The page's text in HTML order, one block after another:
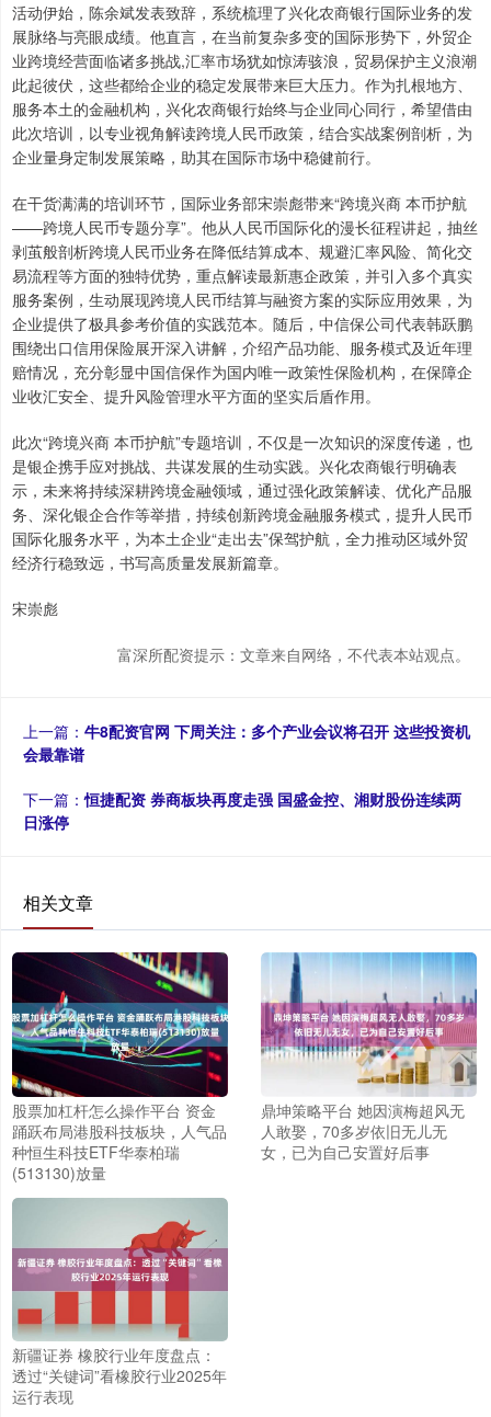
活动伊始，陈余斌发表致辞，系统梳理了兴化农商银行国际业务的发
展脉络与亮眼成绩。他直言，在当前复杂多变的国际形势下，外贸企
业跨境经营面临诸多挑战,汇率市场犹如惊涛骇浪，贸易保护主义浪潮
此起彼伏，这些都给企业的稳定发展带来巨大压力。作为扎根地方、
服务本土的金融机构，兴化农商银行始终与企业同心同行，希望借由
此次培训，以专业视角解读跨境人民币政策，结合实战案例剖析，为
企业量身定制发展策略，助其在国际市场中稳健前行。
在干货满满的培训环节，国际业务部宋崇彪带来“跨境兴商 本币护航
——跨境人民币专题分享”。他从人民币国际化的漫长征程讲起，抽丝
剥茧般剖析跨境人民币业务在降低结算成本、规避汇率风险、简化交
易流程等方面的独特优势，重点解读最新惠企政策，并引入多个真实
服务案例，生动展现跨境人民币结算与融资方案的实际应用效果，为
企业提供了极具参考价值的实践范本。随后，中信保公司代表韩跃鹏
围绕出口信用保险展开深入讲解，介绍产品功能、服务模式及近年理
赔情况，充分彰显中国信保作为国内唯一政策性保险机构，在保障企
业收汇安全、提升风险管理水平方面的坚实后盾作用。
此次“跨境兴商 本币护航”专题培训，不仅是一次知识的深度传递，也
是银企携手应对挑战、共谋发展的生动实践。兴化农商银行明确表
示，未来将持续深耕跨境金融领域，通过强化政策解读、优化产品服
务、深化银企合作等举措，持续创新跨境金融服务模式，提升人民币
国际化服务水平，为本土企业“走出去”保驾护航，全力推动区域外贸
经济行稳致远，书写高质量发展新篇章。
宋崇彪
富深所配资提示：文章来自网络，不代表本站观点。
上一篇： 牛8配资官网 下周关注：多个产业会议将召开 这些投资机
会最靠谱
下一篇：恒捷配资 券商板块再度走强 国盛金控、湘财股份连续两
日涨停
相关文章
股票加杠杆怎么操作平台 资金
踊跃布局港股科技板块，人气品
种恒生科技ETF华泰柏瑞
(513130)放量
鼎坤策略平台 她因演梅超风无
人敢娶，70多岁依旧无儿无
女，已为自己安置好后事
新疆证券 橡胶行业年度盘点：
透过“关键词”看橡胶行业2025年
运行表现